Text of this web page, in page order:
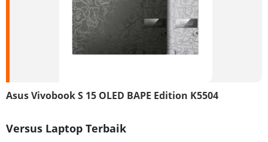
Asus Vivobook S 15 OLED BAPE Edition K5504
Versus Laptop Terbaik